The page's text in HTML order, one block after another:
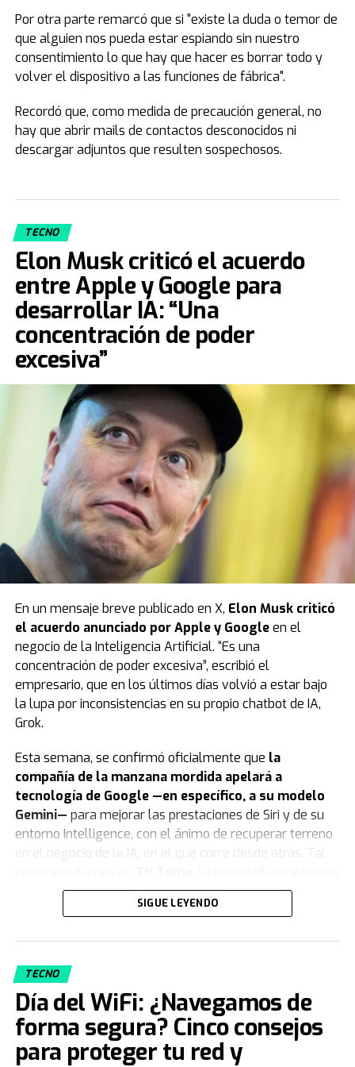
Por otra parte remarcó que si "existe la duda o temor de
que alguien nos pueda estar espiando sin nuestro
consentimiento lo que hay que hacer es borrar todo y
volver el dispositivo a las funciones de fábrica".
Recordó que, como medida de precaución general, no
hay que abrir mails de contactos desconocidos ni
descargar adjuntos que resulten sospechosos.
TECNO
Elon Musk criticó el acuerdo
entre Apple y Google para
desarrollar IA: “Una
concentración de poder
excesiva”
En un mensaje breve publicado en X, Elon Musk criticó
el acuerdo anunciado por Apple y Googleen el
negocio de la Inteligencia Artificial. “Es una
concentración de poder excesiva”, escribió el
empresario, que en los últimos días volvió a estar bajo
la lupa por inconsistencias en su propio chatbot de IA,
Grok.
Esta semana, se confirmó oficialmente que la
compañía de la manzana mordida apelará a
tecnología de Google —en específico, a su modelo
Gemini— para mejorar las prestaciones de Siri y de su
entorno Intelligence, con el ánimo de recuperar terreno
en el negocio de la IA, en el que corre desde atrás. Tal
es un testimonio de las dificultades que tuvo Apple para
hacer pie en ese terreno, ahora en auge.
La crítica de Musk apunta al
superdominio de Google
El comentario del magnate acerca de la “concentración
de poder excesiva” tiene un destinatario
concreto, Google. “También tiene a Android y a
SIGUE LEYENDO
TECNO
Día del WiFi: ¿Navegamos de
forma segura? Cinco consejos
para proteger tu red y